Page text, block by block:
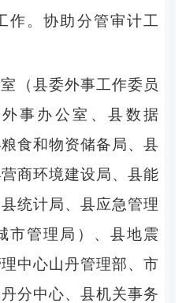
作。协助分管审计工
（县委外事工作委员
事办公室、县数据
食和物资储备局、县
商环境建设局、县能
统计局、县应急管理
市管理局）、县地震
中心山丹管理部、市
分中心、县机关事务